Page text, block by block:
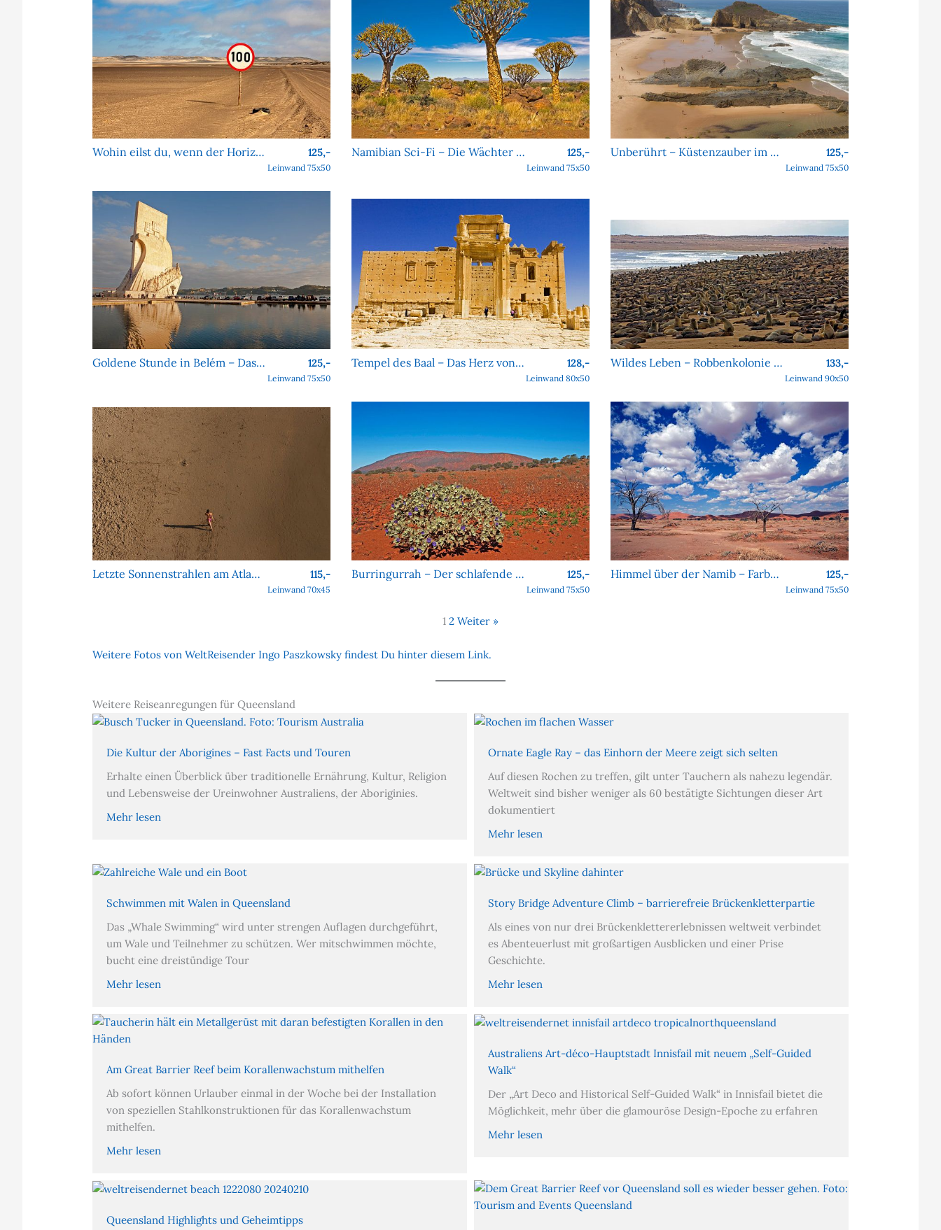
Wohin eilst du, wenn der Horizont sich nie nähert? 125,-
Leinwand 75x50
Namibian Sci-Fi – Die Wächter von Köcher Prime 125,-
Leinwand 75x50
Unberührt – Küstenzauber im Alentejo 125,-
Leinwand 75x50
Goldene Stunde in Belém – Das Denkmal der Entdeckungen 125,-
Leinwand 75x50
Tempel des Baal – Das Herz von Palmyra 128,-
Leinwand 80x50
Wildes Leben – Robbenkolonie am Cape Cross 133,-
Leinwand 90x50
Letzte Sonnenstrahlen am Atlantik 115,-
Leinwand 70x45
Burringurrah – Der schlafende Riese des Outbacks 125,-
Leinwand 75x50
Himmel über der Namib – Farben, Formen, Faszination 125,-
Leinwand 75x50
1 2 Weiter »
Weitere Fotos von WeltReisender Ingo Paszkowsky findest Du hinter diesem Link.
Weitere Reiseanregungen für Queensland
Die Kultur der Aborigines – Fast Facts und Touren
Erhalte einen Überblick über traditionelle Ernährung, Kultur, Religion
und Lebensweise der Ureinwohner Australiens, der Aboriginies.
Mehr lesen
Ornate Eagle Ray – das Einhorn der Meere zeigt sich selten
Auf diesen Rochen zu treffen, gilt unter Tauchern als nahezu legendär.
Weltweit sind bisher weniger als 60 bestätigte Sichtungen dieser Art
dokumentiert
Mehr lesen
Schwimmen mit Walen in Queensland
Das „Whale Swimming“ wird unter strengen Auflagen durchgeführt,
um Wale und Teilnehmer zu schützen. Wer mitschwimmen möchte,
bucht eine dreistündige Tour
Mehr lesen
Story Bridge Adventure Climb – barrierefreie Brückenkletterpartie
Als eines von nur drei Brückenklettererlebnissen weltweit verbindet
es Abenteuerlust mit großartigen Ausblicken und einer Prise
Geschichte.
Mehr lesen
Am Great Barrier Reef beim Korallenwachstum mithelfen
Ab sofort können Urlauber einmal in der Woche bei der Installation
von speziellen Stahlkonstruktionen für das Korallenwachstum
mithelfen.
Mehr lesen
Australiens Art-déco-Hauptstadt Innisfail mit neuem „Self-Guided
Walk“
Der „Art Deco and Historical Self-Guided Walk“ in Innisfail bietet die
Möglichkeit, mehr über die glamouröse Design-Epoche zu erfahren
Mehr lesen
Queensland Highlights und Geheimtipps